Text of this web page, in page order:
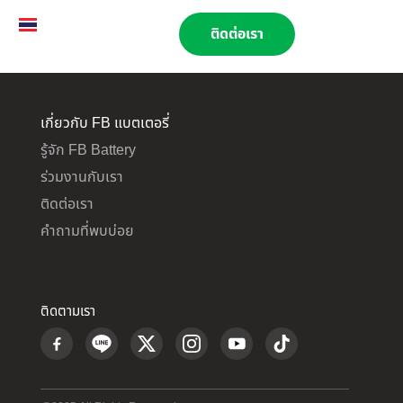
ติดต่อเรา
เกี่ยวกับ FB แบตเตอรี่
รู้จัก FB Battery
ร่วมงานกับเรา
ติดต่อเรา
คำถามที่พบบ่อย
ติดตามเรา